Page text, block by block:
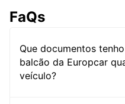
FaQs
Que documentos
balcão da Europcar
veículo?